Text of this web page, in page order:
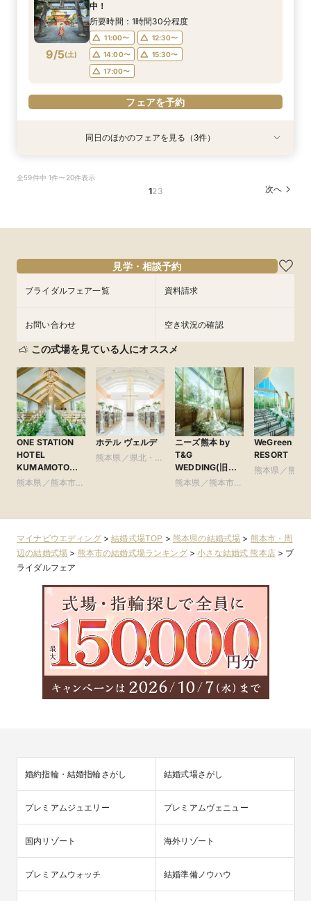
9/4(金)
14:00〜
15:30〜
17:00〜
フェアを予約
9/4(金)
14:00〜
15:30〜
17:00〜
フェアを予約
9/4(金)
フェアを予約
9/5(土)
中！
所要時間：1時間30分程度
11:00〜
12:30〜
14:00〜
15:30〜
17:00〜
フェアを予約
9/5
フェア
9/5
50％OFF
9/5
海道、グアム、ハワイ）
フェアを予約
同日のほかのフェアを見る（3件）
全59件中 1件〜20件表示
123 次へ
見学・相談予約
ブライダルフェア一覧 資料請求
お問い合わせ 空き状況の確認
この式場を見ている人にオススメ
ONE STATION
HOTEL
KUMAMOTO（
ワン・ステーショ
熊本県／熊本市・
ホテル ヴェルデ
熊本県／県北・阿
ニーズ熊本 by
T&G
WEDDING(旧
アーフェリーク迎
熊本県／熊本市・
WeGreen
RESORT
熊本県／熊本
マイナビウエディング>結婚式場TOP > 熊本県の結婚式場 > 熊本市・周
辺の結婚式場 > 熊本市の結婚式場ランキング>小さな結婚式 熊本店> ブ
ライダルフェア
婚約指輪・結婚指輪さがし 結婚式場さがし
プレミアムジュエリー プレミアムヴェニュー
国内リゾート 海外リゾート
プレミアムウォッチ 結婚準備ノウハウ